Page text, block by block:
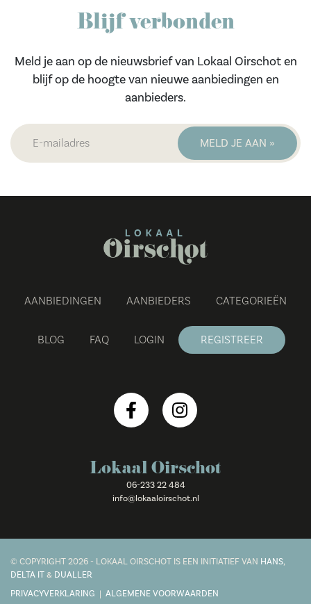
Blijf verbonden
Meld je aan op de nieuwsbrief van Lokaal Oirschot en
blijf op de hoogte van nieuwe aanbiedingen en
aanbieders.
AANBIEDINGEN AANBIEDERS CATEGORIEËN
BLOG FAQ LOGIN REGISTREER
Lokaal Oirschot
06-233 22 484
info@lokaaloirschot.nl
© COPYRIGHT 2026 - LOKAAL OIRSCHOT IS EEN INITIATIEF VAN HANS,
DELTA IT& DUALLER
PRIVACYVERKLARING | ALGEMENE VOORWAARDEN